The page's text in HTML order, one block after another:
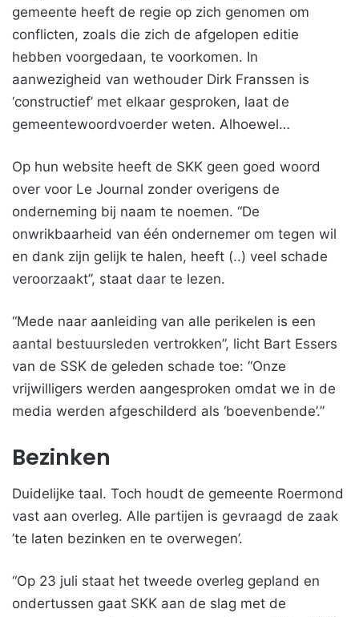
gemeente heeft de regie op zich genomen om
conflicten, zoals die zich de afgelopen editie
hebben voorgedaan, te voorkomen. In
aanwezigheid van wethouder Dirk Franssen is
‘constructief’ met elkaar gesproken, laat de
gemeentewoordvoerder weten. Alhoewel…
Op hun website heeft de SKK geen goed woord
over voor Le Journal zonder overigens de
onderneming bij naam te noemen. “De
onwrikbaarheid van één ondernemer om tegen wil
en dank zijn gelijk te halen, heeft (..) veel schade
veroorzaakt”, staat daar te lezen.
“Mede naar aanleiding van alle perikelen is een
aantal bestuursleden vertrokken”, licht Bart Essers
van de SSK de geleden schade toe: “Onze
vrijwilligers werden aangesproken omdat we in de
media werden afgeschilderd als ‘boevenbende’.”
Bezinken
Duidelijke taal. Toch houdt de gemeente Roermond
vast aan overleg. Alle partijen is gevraagd de zaak
’te laten bezinken en te overwegen’.
“Op 23 juli staat het tweede overleg gepland en
ondertussen gaat SKK aan de slag met de